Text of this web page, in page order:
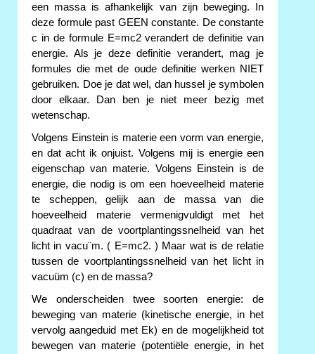
een massa is afhankelijk van zijn beweging. In
deze formule past GEEN constante. De constante
c in de formule E=mc2 verandert de definitie van
energie. Als je deze definitie verandert, mag je
formules die met de oude definitie werken NIET
gebruiken. Doe je dat wel, dan hussel je symbolen
door elkaar. Dan ben je niet meer bezig met
wetenschap.
Volgens Einstein is materie een vorm van energie,
en dat acht ik onjuist. Volgens mij is energie een
eigenschap van materie. Volgens Einstein is de
energie, die nodig is om een hoeveelheid materie
te scheppen, gelijk aan de massa van die
hoeveelheid materie vermenigvuldigt met het
quadraat van de voortplantingssnelheid van het
licht in vacu¨m. ( E=mc2. ) Maar wat is de relatie
tussen de voortplantingssnelheid van het licht in
vacuüm (c) en de massa?
We onderscheiden twee soorten energie: de
beweging van materie (kinetische energie, in het
vervolg aangeduid met Ek) en de mogelijkheid tot
bewegen van materie (potentiële energie, in het